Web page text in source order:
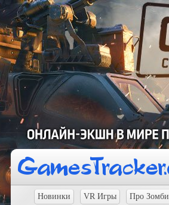
Новинки VR Игры Про Зомби